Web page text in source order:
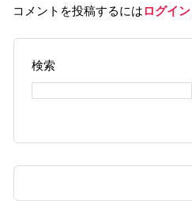
コメントを投稿するにはログイン
検索